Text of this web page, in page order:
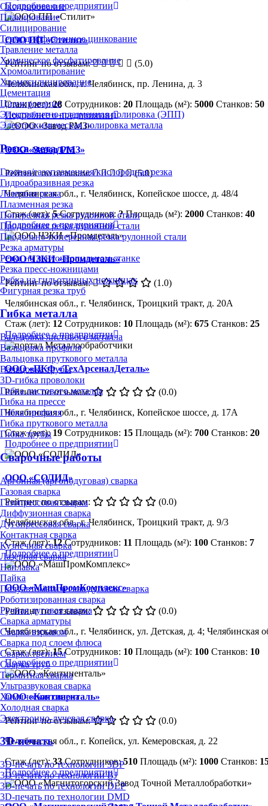
Оксидирование
Плакирование
Силицирование
Термодиффузионное цинкование
Травление металла
Химическое фосфатирование
Хромоалитирование
Хромосилицирование
Цементация
Цианирование
Электролитно-плазменная полировка (ЭПП)
Электрохимическая полировка металла
Резка металла
Газовая/газопламенная/кислородная резка
Гидроабразивная резка
Лазерная резка
Плазменная резка
Поперечная резка рулонной стали
Продольная резка рулонной стали
Продольно-поперечная резка рулонной стали
Резка арматуры
Резка на ленточнопильном станке
Резка пресс-ножницами
Рубка на гильотинных ножницах
Фигурная резка труб
Гибка металла
Вальцовка листового металла
Вальцовка профиля
Вальцовка пруткового металла
Вальцовка трубы
3D-гибка проволоки
Гибка листового металла
Гибка на прессе
Гибка профиля
Гибка пруткового металла
Гибка трубы
Сварочные работы
Аргонная (аргонодуговая) сварка
Газовая сварка
Газопрессовая сварка
Диффузионная сварка
Дугопрессовая сварка
Контактная сварка
Кузнечная сварка
Лазерная сварка
Наплавка
Пайка
Полуавтоматическая дуговая сварка
Роботизированная сварка
Ручная дуговая сварка
Сварка арматуры
Сварка взрывом
Сварка под слоем флюса
Сварка трением
Сварка труб
Термитная сварка
Ультразвуковая сварка
Химическая сварка
Холодная сварка
Электронно-лучевая сварка
3D-печать
3D-печать по технологии 3DP
3D-печать по технологии BJ
3D-печать по технологии DLP
3D-печать по технологии DMD
Подробнее о предприятии
ООО ПП «Стилит»
Рейтинг по отзывам:
(5.0)
Челябинская обл., г. Челябинск, пр. Ленина, д. 3
Стаж (лет):28 Сотрудников: 20 Площадь (м²): 5000 Станков: 50
Подробнее о предприятии
ООО «Завод РМЗ»
Рейтинг по отзывам:
(5.0)
Челябинская обл., г. Челябинск, Копейское шоссе, д. 48/4
Стаж (лет):5 Сотрудников:? Площадь (м²): 2000 Станков: 40
Подробнее о предприятии
ООО ЧЗКИ «Промдеталь»
Рейтинг по отзывам:
(1.0)
Челябинская обл., г. Челябинск, Троицкий тракт, д. 20А
Стаж (лет): 12 Сотрудников: 10 Площадь (м²): 675 Станков: 25
Подробнее о предприятии
ООО «ПКФ «ТехАрсеналДеталь»
Рейтинг по отзывам:
(0.0)
Челябинская обл., г. Челябинск, Копейское шоссе, д. 17А
Стаж (лет):19 Сотрудников: 15 Площадь (м²): 700 Станков: 20
Подробнее о предприятии
ООО «СОЛИД»
Рейтинг по отзывам:
(0.0)
Челябинская обл., г. Челябинск, Троицкий тракт, д. 9/3
Стаж (лет):12 Сотрудников: 11 Площадь (м²): 100 Станков: 7
Подробнее о предприятии
ООО «МашПромКомплекс»
Рейтинг по отзывам:
(0.0)
Челябинская обл., г. Челябинск, ул. Детская, д. 4; Челябинская
Стаж (лет):15 Сотрудников: 10 Площадь (м²): 100 Станков: 10
Подробнее о предприятии
ООО «Континенталь»
Рейтинг по отзывам:
(0.0)
Челябинская обл., г. Копейск, ул. Кемеровская, д. 22
Стаж (лет):33 Сотрудников:510 Площадь (м²): 1000 Станков:
Подробнее о предприятии